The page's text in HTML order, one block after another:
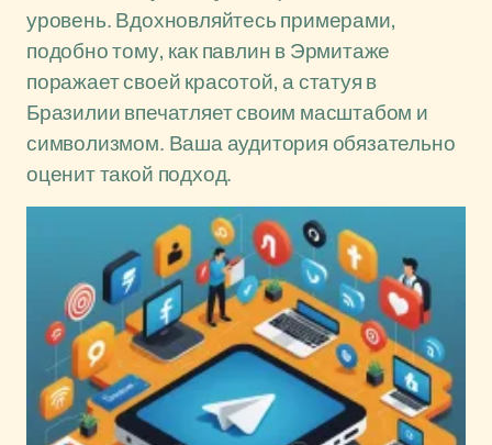
уровень. Вдохновляйтесь примерами,
подобно тому, как павлин в Эрмитаже
поражает своей красотой, а статуя в
Бразилии впечатляет своим масштабом и
символизмом. Ваша аудитория обязательно
оценит такой подход.